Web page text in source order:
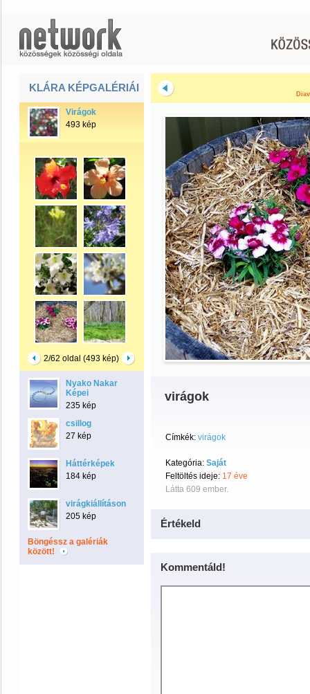
KLÁRA KÉPGALÉRIÁI
Virágok
493 kép
2/62 oldal (493 kép)
Nyako Nakar
Képei
235 kép
csillog
27 kép
Háttérképek
184 kép
virágkiállításon
205 kép
Böngéssz a galériák
között!
virágok
Címkék: virágok
Kategória: Saját
Feltöltés ideje: 17 éve
Látta 609 ember.
Értékeld
Kommentáld!